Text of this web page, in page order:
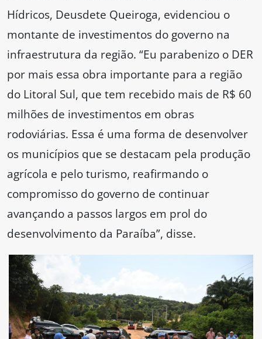
Hídricos, Deusdete Queiroga, evidenciou o
montante de investimentos do governo na
infraestrutura da região. “Eu parabenizo o DER
por mais essa obra importante para a região
do Litoral Sul, que tem recebido mais de R$ 60
milhões de investimentos em obras
rodoviárias. Essa é uma forma de desenvolver
os municípios que se destacam pela produção
agrícola e pelo turismo, reafirmando o
compromisso do governo de continuar
avançando a passos largos em prol do
desenvolvimento da Paraíba”, disse.